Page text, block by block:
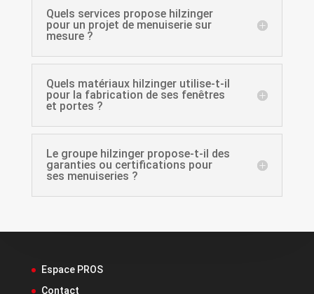
Quels services propose hilzinger
pour un projet de menuiserie sur
mesure ?
Quels matériaux hilzinger utilise-t-il
pour la fabrication de ses fenêtres
et portes ?
Le groupe hilzinger propose-t-il des
garanties ou certifications pour
ses menuiseries ?
Espace PROS
Contact